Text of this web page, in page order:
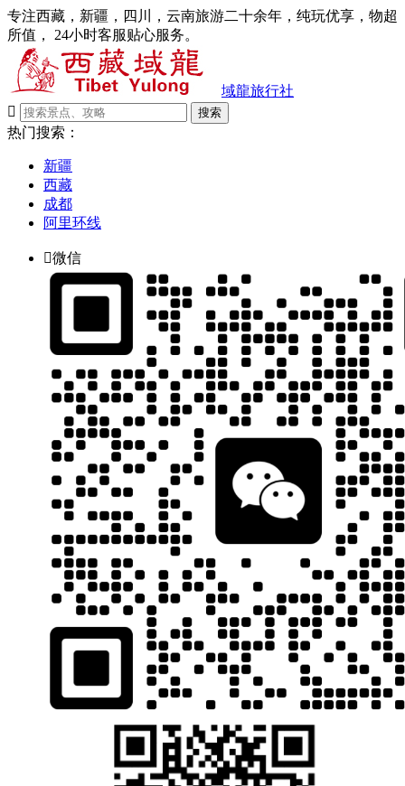
专注西藏，新疆，四川，云南旅游二十余年，纯玩优享，物超
所值， 24小时客服贴心服务。
域龍旅行社

搜索
热门搜索：
新疆
西藏
成都
阿里环线
微信